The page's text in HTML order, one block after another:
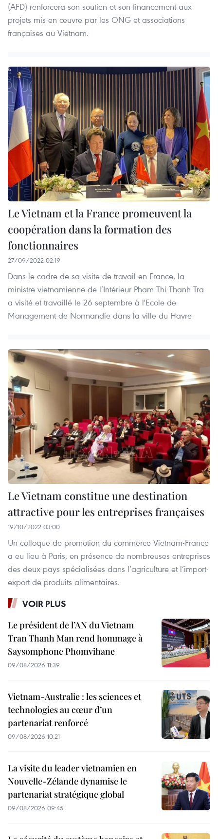
(AFD) renforcera son soutien et son financement aux
projets mis en œuvre par les ONG et associations
françaises au Vietnam.
Le Vietnam et la France promeuvent la
coopération dans la formation des
fonctionnaires
27/09/2022 02:19
Dans le cadre de sa visite de travail en France, la
ministre vietnamienne de l’Intérieur Pham Thi Thanh Tra
a visité et travaillé le 26 septembre à l'Ecole de
Management de Normandie dans la ville du Havre
Le Vietnam constitue une destination
attractive pour les entreprises françaises
19/10/2022 03:00
Un colloque de promotion du commerce Vietnam-France
a eu lieu à Paris, en présence de nombreuses entreprises
des deux pays spécialisées dans l’agriculture et l’import-
export de produits alimentaires.
VOIR PLUS
Le président de l’AN du Vietnam
Tran Thanh Man rend hommage à
Saysomphone Phomvihane
09/08/2026 11:39
Vietnam-Australie : les sciences et
technologies au cœur d’un
partenariat renforcé
09/08/2026 10:21
La visite du leader vietnamien en
Nouvelle-Zélande dynamise le
partenariat stratégique global
09/08/2026 09:45